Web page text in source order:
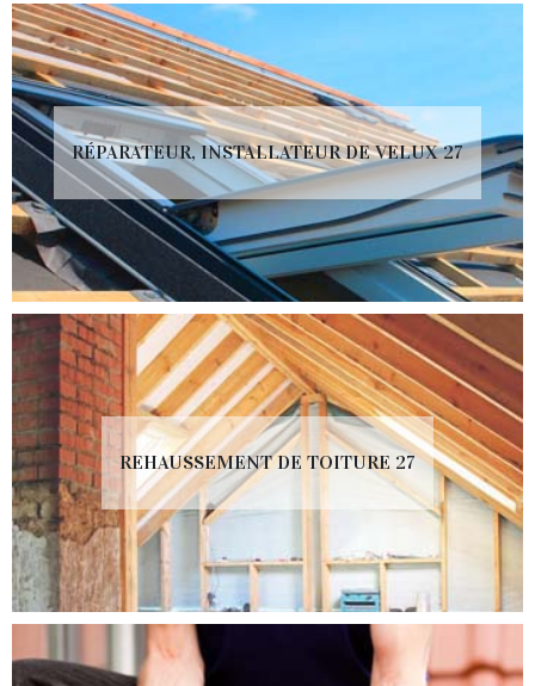
RÉPARATEUR, INSTALLATEUR DE VELUX 27
REHAUSSEMENT DE TOITURE 27